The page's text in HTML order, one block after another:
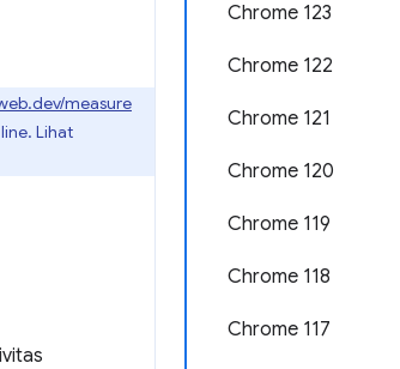
Chrome 123
Chrome 122
Chrome 121
Chrome 120
Chrome 119
Chrome 118
Chrome 117
measure
Lihat